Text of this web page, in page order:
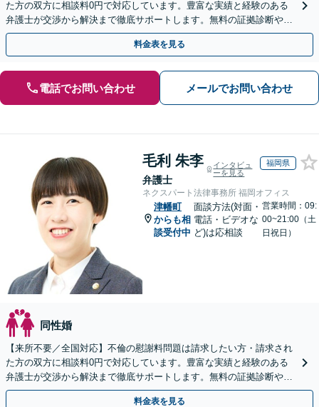
た方の双方に相談料0円で対応しています。豊富な実績と経験のある
弁護士が交渉から解決まで徹底サポートします。無料の証拠診断や着
手金の返還保証もありますので安心してご相談ください。
料金表を見る
電話でお問い合わせ メールでお問い合わせ
毛利 朱李
弁護士
インタビュ
ーを見る
福岡県
ネクスパート法律事務所 福岡オフィス
津幡町
からも相
談受付中
面談方法(対面・
電話・ビデオな
ど)は応相談
営業時間：09:
00~21:00（土
日祝日）
同性婚
【来所不要／全国対応】不倫の慰謝料問題は請求したい方・請求され
た方の双方に相談料0円で対応しています。豊富な実績と経験のある
弁護士が交渉から解決まで徹底サポートします。無料の証拠診断や着
手金の返還保証もありますので安心してご相談ください。
料金表を見る